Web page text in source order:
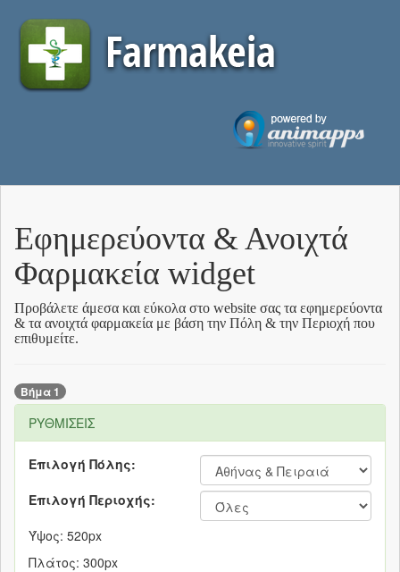
Εφημερεύοντα & Ανοιχτά
Φαρμακεία widget
Προβάλετε άμεσα και εύκολα στο website σας τα εφημερεύοντα
& τα ανοιχτά φαρμακεία με βάση την Πόλη & την Περιοχή που
επιθυμείτε.
Βήμα 1
ΡΥΘΜΙΣΕΙΣ
Επιλογή Πόλης:
Επιλογή Περιοχής:
Ύψος: 520px
Πλάτος: 300px